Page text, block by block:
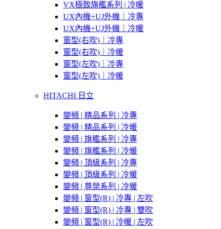
VX極致旗艦系列 | 冷暖
UX內機+UJ外機｜冷專
UX內機+UJ外機｜冷暖
窗型(右吹)｜冷專
窗型(右吹)｜冷暖
窗型(左吹)｜冷專
窗型(左吹)｜冷暖
HITACHI 日立
變頻 | 精品系列 | 冷專
變頻 | 精品系列 | 冷暖
變頻 | 旗艦系列 | 冷專
變頻 | 旗艦系列 | 冷暖
變頻 | 頂級系列 | 冷專
變頻 | 頂級系列 | 冷暖
變頻 | 尊榮系列 | 冷暖
變頻 | 窗型(R) | 冷專 | 左吹
變頻 | 窗型(R) | 冷專 | 雙吹
變頻 | 窗型(R) | 冷暖 | 左吹